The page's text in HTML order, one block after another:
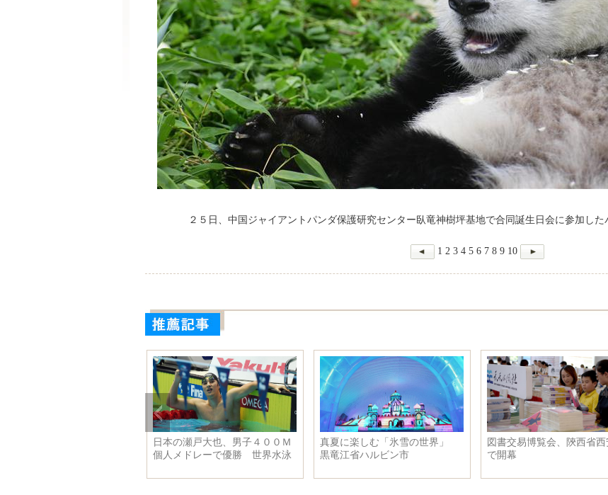
２５日、中国ジャイアントパンダ保護研究センター臥竜神樹坪基地で合同誕生日会に参加した
1 2 3 4 5 6 7 8 9 10
真夏に楽しむ「氷雪の世界」
黒竜江省ハルビン市
図書交易博覧会、陝西省西安市
で開幕
覚嚢タンカを受け継ぐ若
ち 四川省壌塘県